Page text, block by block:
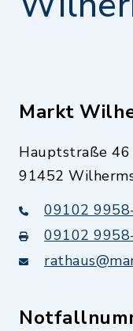
Markt
Hauptstraße 46
91452
09102
09102